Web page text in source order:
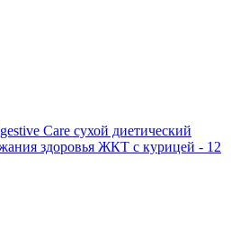
Care сухой диетический
здоровья ЖКТ с курицей - 12